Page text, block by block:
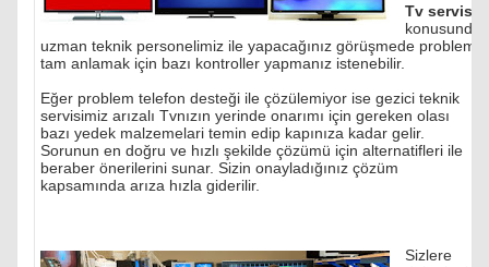
Tv servisi
konusunda
uzman teknik personelimiz ile yapacağınız görüşmede problemi
tam anlamak için bazı kontroller yapmanız istenebilir.
Eğer problem telefon desteği ile çözülemiyor ise gezici teknik
servisimiz arızalı Tvnızın yerinde onarımı için gereken olası
bazı yedek malzemelari temin edip kapınıza kadar gelir.
Sorunun en doğru ve hızlı şekilde çözümü için alternatifleri ile
beraber önerilerini sunar. Sizin onayladığınız çözüm
kapsamında arıza hızla giderilir.
Sizlere